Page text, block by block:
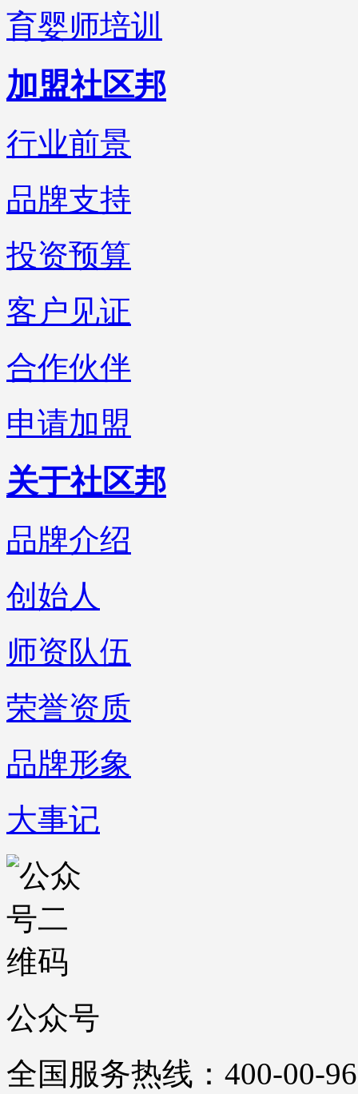
育婴师培训
加盟社区邦
行业前景
品牌支持
投资预算
客户见证
合作伙伴
申请加盟
关于社区邦
品牌介绍
创始人
师资队伍
荣誉资质
品牌形象
大事记
公众号
全国服务热线：400-00-